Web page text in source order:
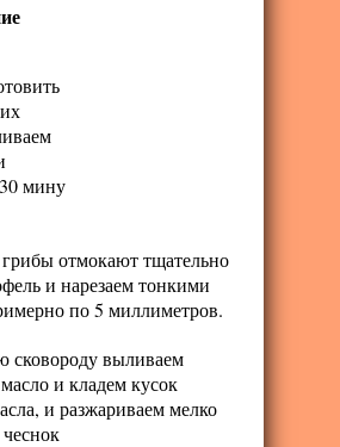
мину
отмокают тщательно
и нарезаем тонкими
по 5 миллиметров.
сковороду выливаем
и кладем кусок
и разжариваем мелко